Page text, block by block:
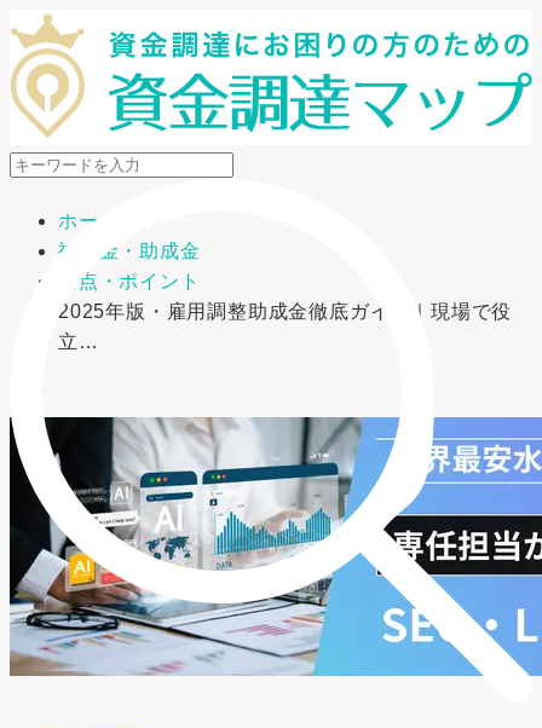
メニューを開閉
ホーム
補助金・助成金
要点・ポイント
2025年版・雇用調整助成金徹底ガイド｜現場で役
立…